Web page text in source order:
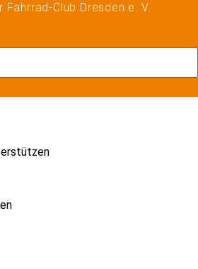
Club Dresden e. V.